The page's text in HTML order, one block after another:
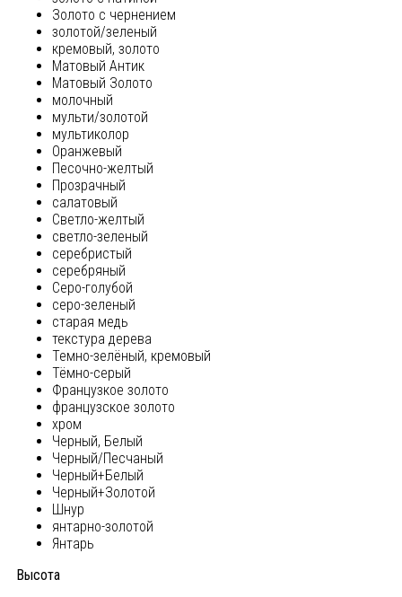
Золото с чернением
золотой/зеленый
кремовый, золото
Матовый Антик
Матовый Золото
молочный
мульти/золотой
мультиколор
Оранжевый
Песочно-желтый
Прозрачный
салатовый
Светло-желтый
светло-зеленый
серебристый
серебряный
Серо-голубой
серо-зеленый
старая медь
текстура дерева
Темно-зелёный, кремовый
Тёмно-серый
Французкое золото
французское золото
хром
Черный, Белый
Черный/Песчаный
Черный+Белый
Черный+Золотой
Шнур
янтарно-золотой
Янтарь
Высота